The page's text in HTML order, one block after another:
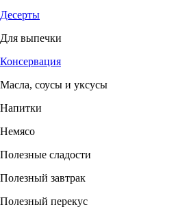
Десерты
Для выпечки
Консервация
Масла, соусы и уксусы
Напитки
Немясо
Полезные сладости
Полезный завтрак
Полезный перекус